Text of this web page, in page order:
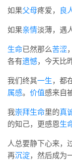
论坛搜索
博客树
友情链接
如果父母疼爱， 良
如果亲情淡薄，遇
生命已然那么苦涩
各有遗憾，今天比
我们终其一生，都
属感。 价值感来自
我崇拜生命里的真
的知己，更感恩生
人总要静下心来，
再沉淀，然后成为